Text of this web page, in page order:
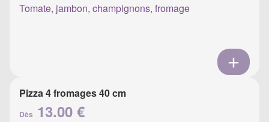
Tomate, jambon, champignons, fromage
Pizza 4 fromages 40 cm
Dès 13.00 €